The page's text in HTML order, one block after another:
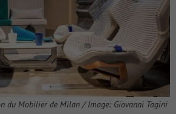
du Mobilier de Milan / Image: Giovanni Tagini